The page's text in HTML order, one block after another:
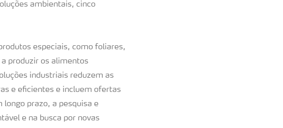
ambientais, cinco
especiais, como foliares,
produzir os alimentos
industriais reduzem as
e eficientes e incluem ofertas
prazo, a pesquisa e
e na busca por novas